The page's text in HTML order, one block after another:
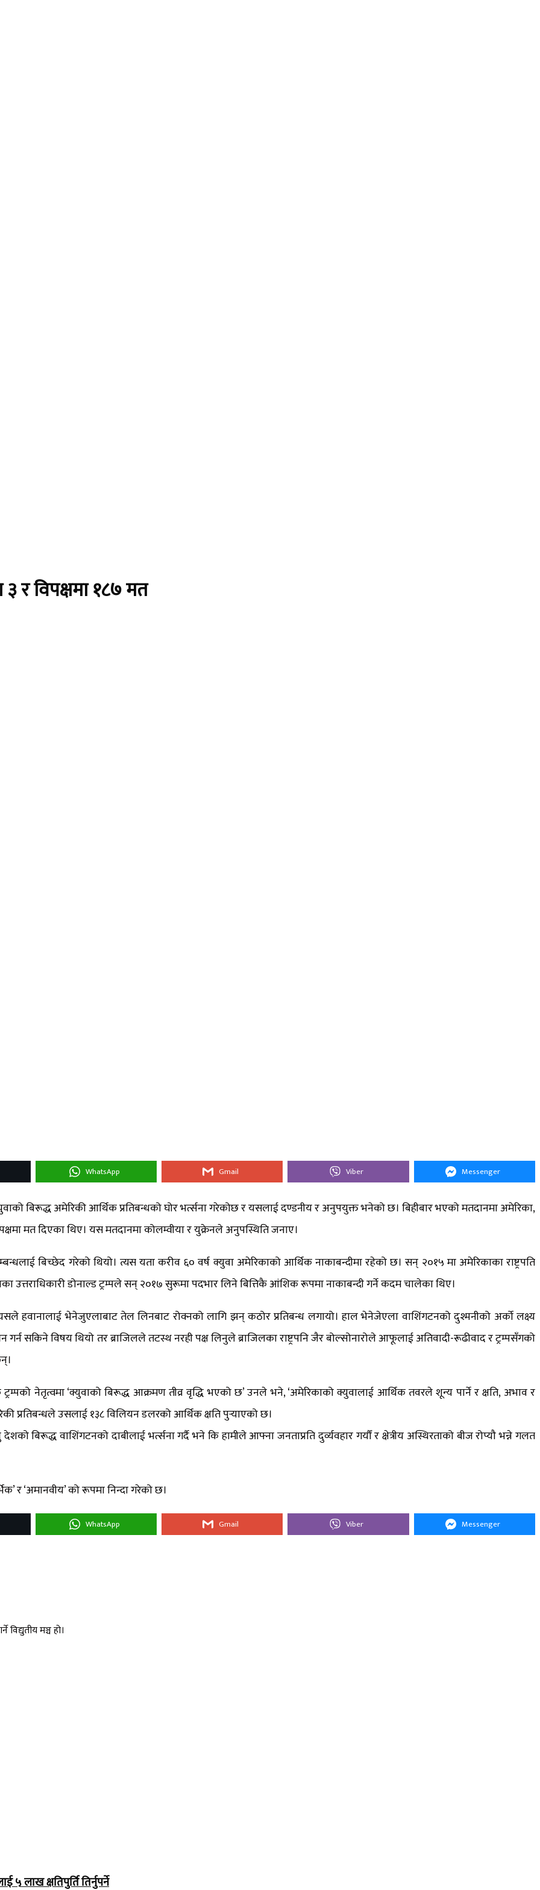
३ र विपक्षमा १८७ मत
WhatsApp Gmail Viber Messenger
बिरूद्ध अमेरिकी आर्थिक प्रतिबन्धको घोर भर्त्सना गरेकोछ र यसलाई दण्डनीय र अनुपयुक्त भनेको छ। बिहीबार भएको मतदानमा अमेरिका,
मत दिएका थिए। यस मतदानमा कोलम्वीया र युक्रेनले अनुपस्थिति जनाए।
बिच्छेद गरेको थियो। त्यस यता करीव ६० वर्ष क्युवा अमेरिकाको आर्थिक नाकाबन्दीमा रहेको छ। सन् २०१५ मा अमेरिकाका राष्ट्रपति
उत्तराधिकारी डोनाल्ड ट्रम्पले सन् २०१७ सुरूमा पदभार लिने बित्तिकै आंशिक रूपमा नाकाबन्दी गर्ने कदम चालेका थिए।
हवानालाई भेनेजुएलाबाट तेल लिनबाट रोक्नको लागि झन् कठोर प्रतिबन्ध लगायो। हाल भेनेजेएला वाशिंगटनको दुश्मनीको अर्को लक्ष्य
सकिने विषय थियो तर ब्राजिलले तटस्थ नरही पक्ष लिनुले ब्राजिलका राष्ट्रपनि जैर बोल्सोनारोले आफूलाई अतिवादी-रूढीवाद र ट्रम्पसँगको
ट्रम्पको नेतृत्वमा ‘क्युवाको बिरूद्ध आक्रमण तीव्र वृद्धि भएको छ’ उनले भने, ‘अमेरिकाको क्युवालाई आर्थिक तवरले शून्य पार्ने र क्षति, अभाव र
प्रतिबन्धले उसलाई १३८ विलियन डलरको आर्थिक क्षति पुर्‍याएको छ।
बिरूद्ध वाशिंगटनको दाबीलाई भर्त्सना गर्दै भने कि हामीले आफ्ना जनताप्रति दुर्व्यवहार गर्यौं र क्षेत्रीय अस्थिरताको बीज रोप्यौ भन्ने गलत
र ‘अमानवीय’ को रूपमा निन्दा गरेको छ।
WhatsApp Gmail Viber Messenger
मञ्च हो।
लाख क्षतिपुर्ति तिर्नुपर्ने